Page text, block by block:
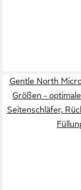
Gentle North
Größen -
Seitenschläfer,